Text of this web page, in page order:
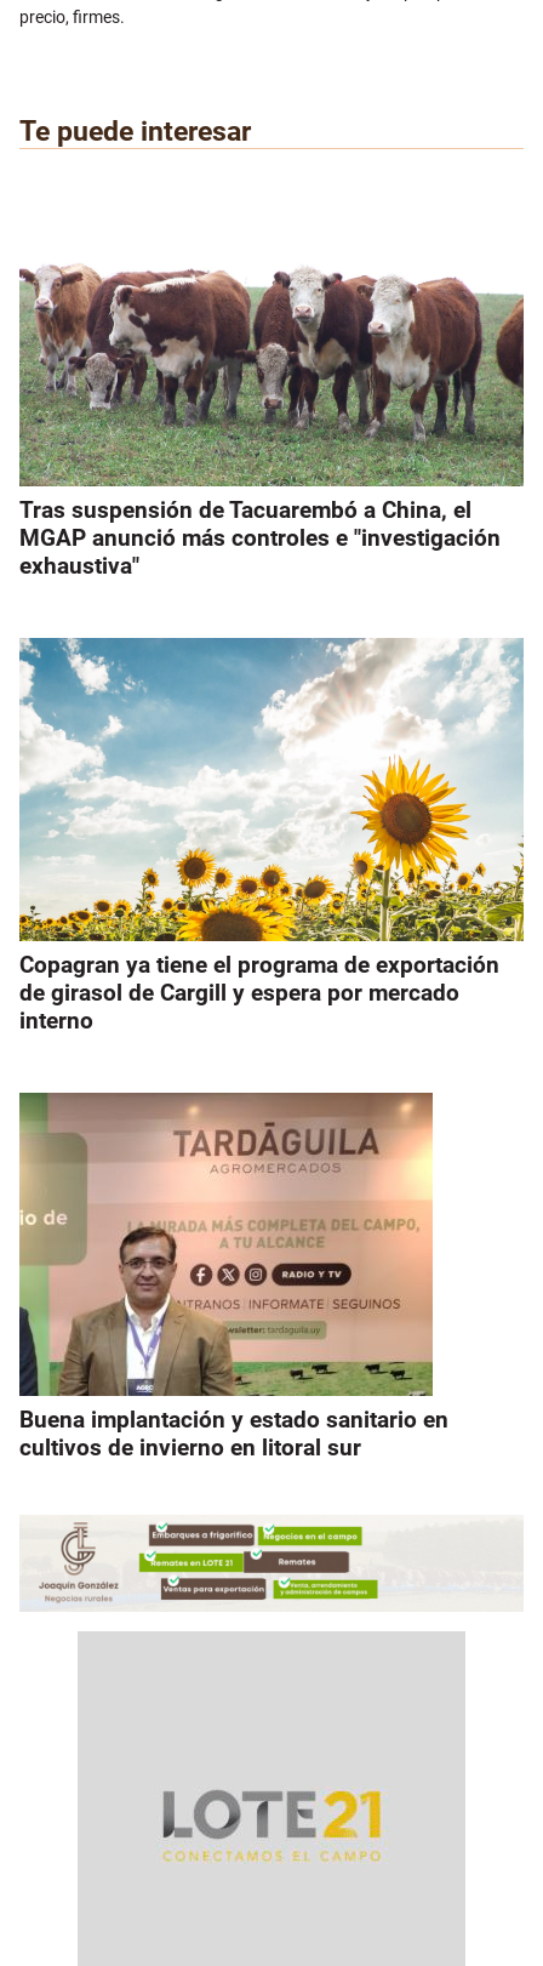
precio, firmes.
Te puede interesar
Tras suspensión de Tacuarembó a China, el
MGAP anunció más controles e "investigación
exhaustiva"
Copagran ya tiene el programa de exportación
de girasol de Cargill y espera por mercado
interno
Buena implantación y estado sanitario en
cultivos de invierno en litoral sur